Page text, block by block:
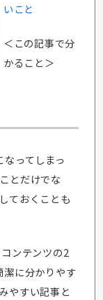
いこと
＜この記事で分
かること＞
なってしまっ
とだけでな
ておくことも
ンテンツの2
潔に分かりやす
やすい記事と